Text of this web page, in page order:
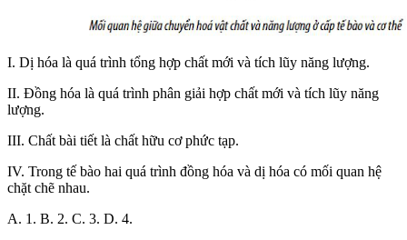
I. Dị hóa là quá trình tổng hợp chất mới và tích lũy năng lượng.
II. Đồng hóa là quá trình phân giải hợp chất mới và tích lũy năng
lượng.
III. Chất bài tiết là chất hữu cơ phức tạp.
IV. Trong tế bào hai quá trình đồng hóa và dị hóa có mối quan hệ
chặt chẽ nhau.
A. 1. B. 2. C. 3. D. 4.